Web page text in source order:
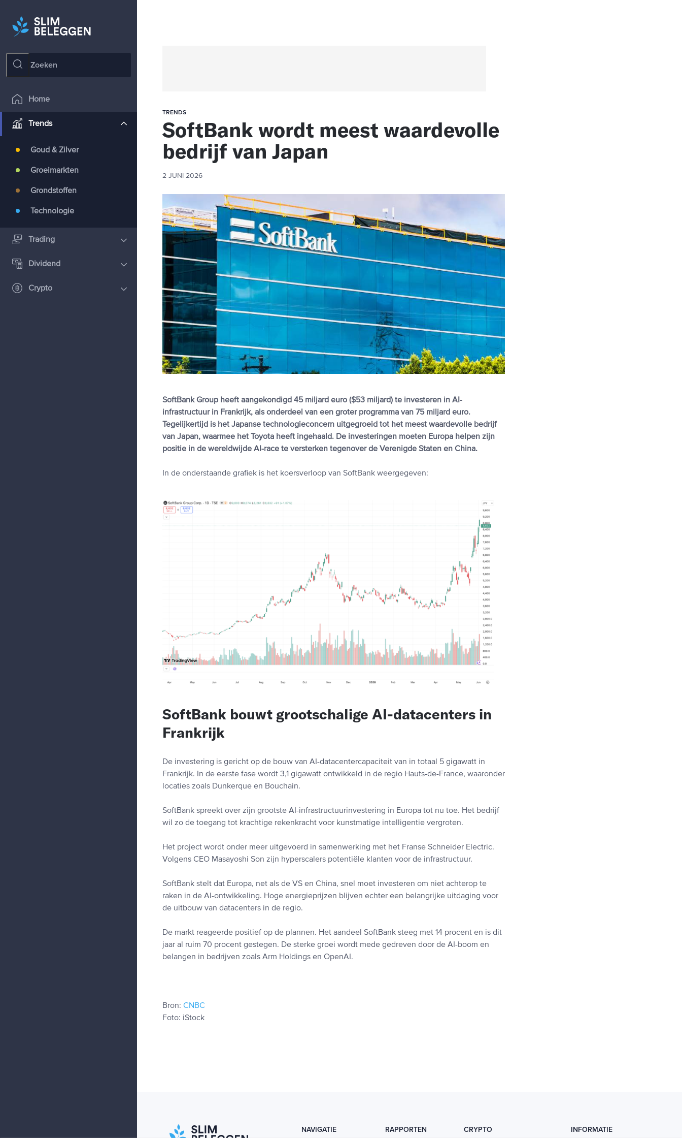
Home
Trends
Goud & Zilver
Groeimarkten
Grondstoffen
Technologie
Trading
Dividend
Crypto
TRENDS
SoftBank wordt meest waardevolle
bedrijf van Japan
2 JUNI 2026
SoftBank Group heeft aangekondigd 45 miljard euro ($53 miljard) te investeren in AI-
infrastructuur in Frankrijk, als onderdeel van een groter programma van 75 miljard euro.
Tegelijkertijd is het Japanse technologieconcern uitgegroeid tot het meest waardevolle bedrijf
van Japan, waarmee het Toyota heeft ingehaald. De investeringen moeten Europa helpen zijn
positie in de wereldwijde AI-race te versterken tegenover de Verenigde Staten en China.
In de onderstaande grafiek is het koersverloop van SoftBank weergegeven:
SoftBank bouwt grootschalige AI-datacenters in
Frankrijk
De investering is gericht op de bouw van AI-datacentercapaciteit van in totaal 5 gigawatt in
Frankrijk. In de eerste fase wordt 3,1 gigawatt ontwikkeld in de regio Hauts-de-France, waaronder
locaties zoals Dunkerque en Bouchain.
SoftBank spreekt over zijn grootste AI-infrastructuurinvestering in Europa tot nu toe. Het bedrijf
wil zo de toegang tot krachtige rekenkracht voor kunstmatige intelligentie vergroten.
Het project wordt onder meer uitgevoerd in samenwerking met het Franse Schneider Electric.
Volgens CEO Masayoshi Son zijn hyperscalers potentiële klanten voor de infrastructuur.
SoftBank stelt dat Europa, net als de VS en China, snel moet investeren om niet achterop te
raken in de AI-ontwikkeling. Hoge energieprijzen blijven echter een belangrijke uitdaging voor
de uitbouw van datacenters in de regio.
De markt reageerde positief op de plannen. Het aandeel SoftBank steeg met 14 procent en is dit
jaar al ruim 70 procent gestegen. De sterke groei wordt mede gedreven door de AI-boom en
belangen in bedrijven zoals Arm Holdings en OpenAI.
Bron: CNBC
Foto: iStock
NAVIGATIE RAPPORTEN CRYPTO INFORMATIE